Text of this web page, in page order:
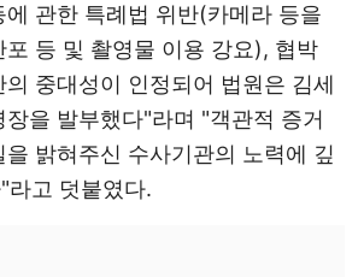
에 관한 특례법 위반(카메라 등을
포 등 및 촬영물 이용 강요), 협박
중대성이 인정되어 법원은 김세
을 발부했다"라며 "객관적 증거
밝혀주신 수사기관의 노력에 깊
라고 덧붙였다.